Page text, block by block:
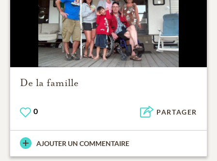
De la famille
0 PARTAGER
AJOUTER UN COMMENTAIRE